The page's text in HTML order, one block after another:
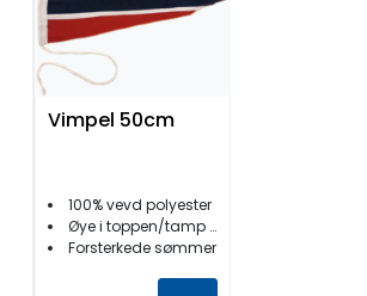
Vimpel 50cm
100% vevd polyester
Øye i toppen/tamp nederst
Forsterkede sømmer